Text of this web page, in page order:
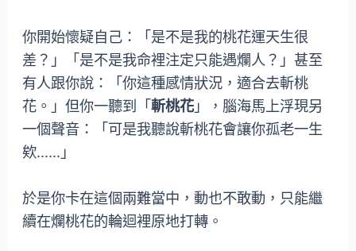
你開始懷疑自己：「是不是我的桃花運天生很
差？」「是不是我命裡注定只能遇爛人？」甚至
有人跟你說：「你這種感情狀況，適合去斬桃
花。」但你一聽到「斬桃花」，腦海馬上浮現另
一個聲音：「可是我聽說斬桃花會讓你孤老一生
欸……」
於是你卡在這個兩難當中，動也不敢動，只能繼
續在爛桃花的輪迴裡原地打轉。